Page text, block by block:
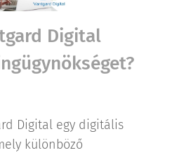
Digital
Digital egy digitális
különböző